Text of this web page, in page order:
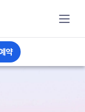
약 전문
약